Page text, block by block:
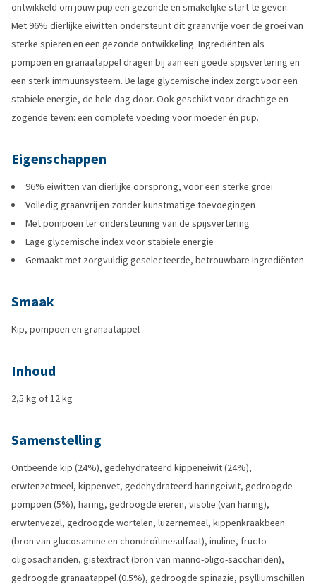
ontwikkeld om jouw pup een gezonde en smakelijke start te geven.
Met 96% dierlijke eiwitten ondersteunt dit graanvrije voer de groei van
sterke spieren en een gezonde ontwikkeling. Ingrediënten als
pompoen en granaatappel dragen bij aan een goede spijsvertering en
een sterk immuunsysteem. De lage glycemische index zorgt voor een
stabiele energie, de hele dag door. Ook geschikt voor drachtige en
zogende teven: een complete voeding voor moeder én pup.
Eigenschappen
96% eiwitten van dierlijke oorsprong, voor een sterke groei
Volledig graanvrij en zonder kunstmatige toevoegingen
Met pompoen ter ondersteuning van de spijsvertering
Lage glycemische index voor stabiele energie
Gemaakt met zorgvuldig geselecteerde, betrouwbare ingrediënten
Smaak
Kip, pompoen en granaatappel
Inhoud
2,5 kg of 12 kg
Samenstelling
Ontbeende kip (24%), gedehydrateerd kippeneiwit (24%),
erwtenzetmeel, kippenvet, gedehydrateerd haringeiwit, gedroogde
pompoen (5%), haring, gedroogde eieren, visolie (van haring),
erwtenvezel, gedroogde wortelen, luzernemeel, kippenkraakbeen
(bron van glucosamine en chondroïtinesulfaat), inuline, fructo-
oligosachariden, gistextract (bron van manno-oligo-sacchariden),
gedroogde granaatappel (0.5%), gedroogde spinazie, psylliumschillen